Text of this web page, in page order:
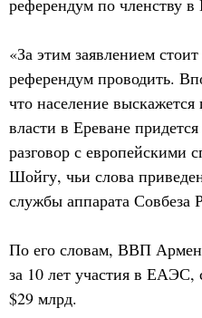
референдум по членству
«За этим заявлением
референдум проводить.
что население
власти в Ереване
разговор с европейскими
Шойгу, чьи слова
службы аппарата Совбеза
По его словам, ВВП
за 10 лет участия в ЕАЭС,
$29 млрд.